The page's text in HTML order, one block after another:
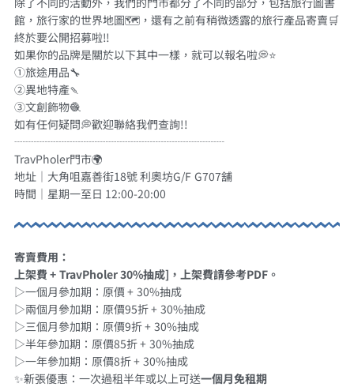
館，旅行家的世界地圖🗺️，還有之前有稍微透露的旅行產品寄賣🛒
終於要公開招募啦‼️
如果你的品牌是關於以下其中一樣，就可以報名啦💭⭐️
①旅途用品🔧
②異地特產🍡
③文創飾物🧶
如有任何疑問💭歡迎聯絡我們查詢!!
┈┈┈┈┈┈┈┈┈┈┈┈┈┈┈┈┈┈┈
TravPholer門市🌍
地址｜大角咀嘉善街18號 利奧坊G/F G707舖
時間｜星期一至日 12:00-20:00
寄賣費用：
上架費 + TravPholer 30%抽成]，上架費請參考PDF。
▷一個月參加期：原價 + 30%抽成
▷兩個月參加期：原價95折 + 30%抽成
▷三個月參加期：原價9折 + 30%抽成
▷半年參加期：原價85折 + 30%抽成
▷一年參加期：原價8折 + 30%抽成
✨新張優惠：一次過租半年或以上可送一個月免租期